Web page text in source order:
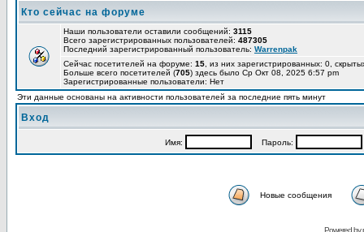
Кто сейчас на форуме
Наши пользователи оставили сообщений: 3115
Всего зарегистрированных пользователей: 487305
Последний зарегистрированный пользователь: Warrenpak
Сейчас посетителей на форуме: 15 , из них зарегистрированных: 0,
Больше всего посетителей (705) здесь было Ср Окт 08, 2025 6:57 pm
Зарегистрированные пользователи: Нет
Эти данные основаны на активности пользователей за последние пять минут
Вход
Имя: Пароль:
Новые сообщения
Powered by